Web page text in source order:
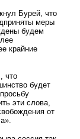
Бурей, что
меры
будем
крайние
что
будет
эти слова,
от